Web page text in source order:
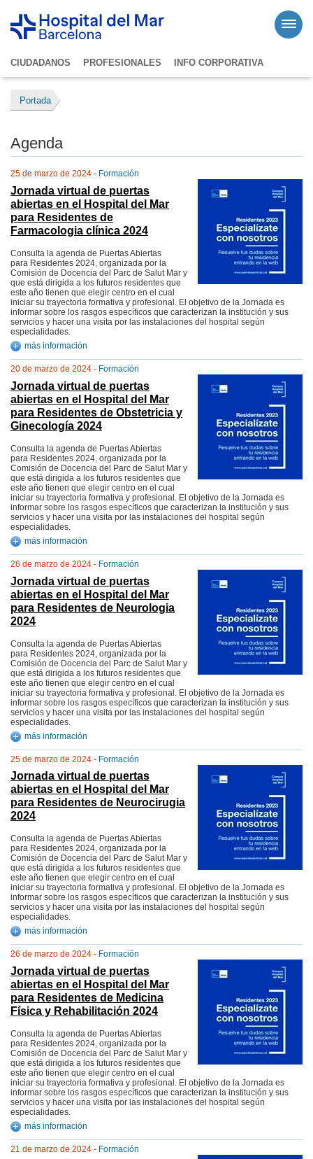
CIUDADANOS PROFESIONALES INFO CORPORATIVA
Portada
Agenda
25 de marzo de 2024 - Formación
Jornada virtual de puertas
abiertas en el Hospital del Mar
para Residentes de
Farmacologia clínica 2024
Consulta la agenda de Puertas Abiertas
para Residentes 2024, organizada por la
Comisión de Docencia del Parc de Salut Mar y
que está dirigida a los futuros residentes que
este año tienen que elegir centro en el cual
iniciar su trayectoria formativa y profesional. El objetivo de la Jornada es
informar sobre los rasgos específicos que caracterizan la institución y sus
servicios y hacer una visita por las instalaciones del hospital según
especialidades.
más información
20 de marzo de 2024 - Formación
Jornada virtual de puertas
abiertas en el Hospital del Mar
para Residentes de Obstetricia y
Ginecología 2024
Consulta la agenda de Puertas Abiertas
para Residentes 2024, organizada por la
Comisión de Docencia del Parc de Salut Mar y
que está dirigida a los futuros residentes que
este año tienen que elegir centro en el cual
iniciar su trayectoria formativa y profesional. El objetivo de la Jornada es
informar sobre los rasgos específicos que caracterizan la institución y sus
servicios y hacer una visita por las instalaciones del hospital según
especialidades.
más información
26 de marzo de 2024 - Formación
Jornada virtual de puertas
abiertas en el Hospital del Mar
para Residentes de Neurologia
2024
Consulta la agenda de Puertas Abiertas
para Residentes 2024, organizada por la
Comisión de Docencia del Parc de Salut Mar y
que está dirigida a los futuros residentes que
este año tienen que elegir centro en el cual
iniciar su trayectoria formativa y profesional. El objetivo de la Jornada es
informar sobre los rasgos específicos que caracterizan la institución y sus
servicios y hacer una visita por las instalaciones del hospital según
especialidades.
más información
25 de marzo de 2024 - Formación
Jornada virtual de puertas
abiertas en el Hospital del Mar
para Residentes de Neurocirugia
2024
Consulta la agenda de Puertas Abiertas
para Residentes 2024, organizada por la
Comisión de Docencia del Parc de Salut Mar y
que está dirigida a los futuros residentes que
este año tienen que elegir centro en el cual
iniciar su trayectoria formativa y profesional. El objetivo de la Jornada es
informar sobre los rasgos específicos que caracterizan la institución y sus
servicios y hacer una visita por las instalaciones del hospital según
especialidades.
más información
26 de marzo de 2024 - Formación
Jornada virtual de puertas
abiertas en el Hospital del Mar
para Residentes de Medicina
Física y Rehabilitación 2024
Consulta la agenda de Puertas Abiertas
para Residentes 2024, organizada por la
Comisión de Docencia del Parc de Salut Mar y
que está dirigida a los futuros residentes que
este año tienen que elegir centro en el cual
iniciar su trayectoria formativa y profesional. El objetivo de la Jornada es
informar sobre los rasgos específicos que caracterizan la institución y sus
servicios y hacer una visita por las instalaciones del hospital según
especialidades.
más información
21 de marzo de 2024 - Formación